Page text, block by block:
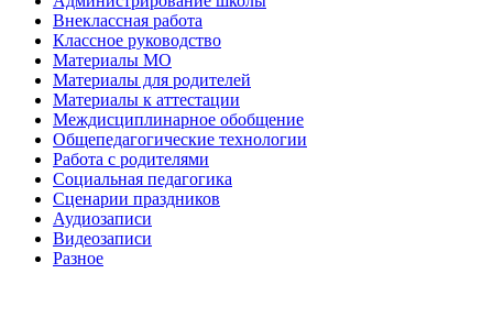
Внеклассная работа
Классное руководство
Материалы МО
Материалы для родителей
Материалы к аттестации
Междисциплинарное обобщение
Общепедагогические технологии
Работа с родителями
Социальная педагогика
Сценарии праздников
Аудиозаписи
Видеозаписи
Разное